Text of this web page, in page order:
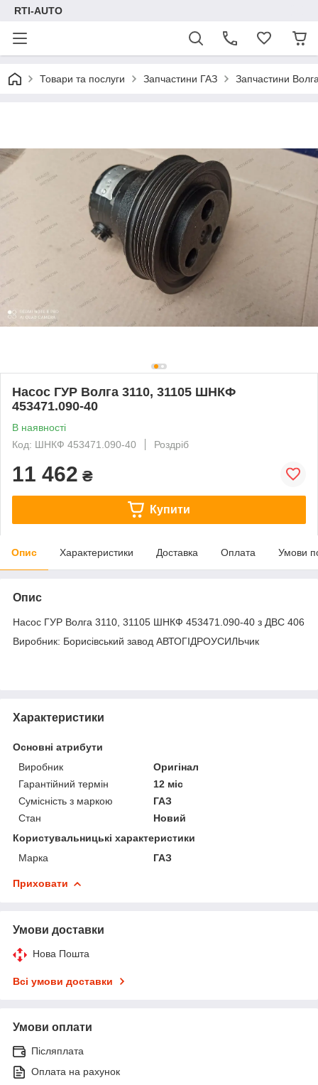
RTI-AUTO
Товари та послуги Запчастини ГАЗ Запчастини
Насос ГУР Волга 3110, 31105 ШНКФ
453471.090-40
В наявності
Код: ШНКФ 453471.090-40
Роздріб
11 462 ₴
Купити
Опис Характеристики Доставка Оплата Умови
Опис
Насос ГУР Волга 3110, 31105 ШНКФ 453471.090-40 з ДВС 406
Виробник: Борисівський завод АВТОГІДРОУСИЛЬчик
Характеристики
Основні атрибути
Виробник
Оригінал
Гарантійний термін
12 міс
Сумісність з маркою
ГАЗ
Стан
Новий
Користувальницькі характеристики
Марка
ГАЗ
Приховати
Умови доставки
Нова Пошта
Всі умови доставки
Умови оплати
Післяплата
Оплата на рахунок